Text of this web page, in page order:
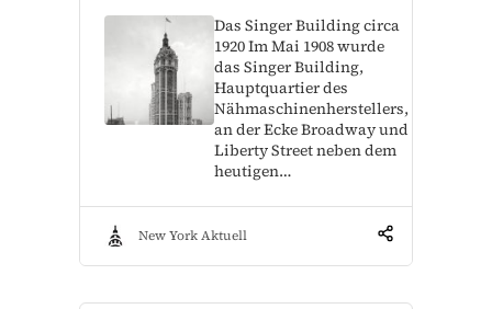
Das Singer Building circa
1920 Im Mai 1908 wurde
das Singer Building,
Hauptquartier des
Nähmaschinenherstellers,
an der Ecke Broadway und
Liberty Street neben dem
heutigen…
New York Aktuell